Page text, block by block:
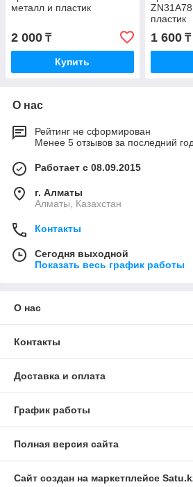
металл и пластик
2 000 ₸
Купить
пластик
1 600₸
О нас
Рейтинг не сформирован
Менее 5 отзывов за последний
Работает с 08.09.2015
г. Алматы
Алматы, Казахстан
Контакты
Сегодня выходной
Показать весь график работы
О нас
Контакты
Доставка и оплата
График работы
Полная версия сайта
Сайт создан на маркетплейсе